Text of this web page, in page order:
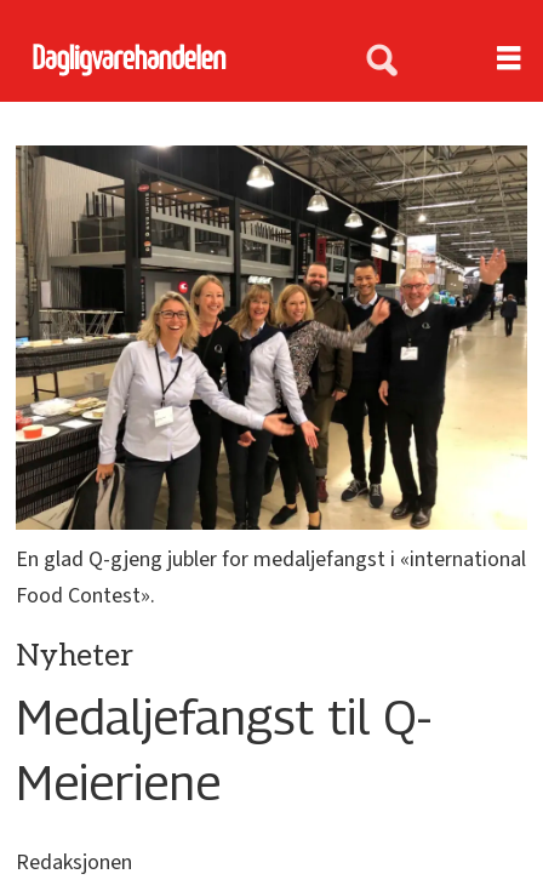
En glad Q-gjeng jubler for medaljefangst i «international
Food Contest».
Nyheter
Medaljefangst til Q-
Meieriene
Redaksjonen